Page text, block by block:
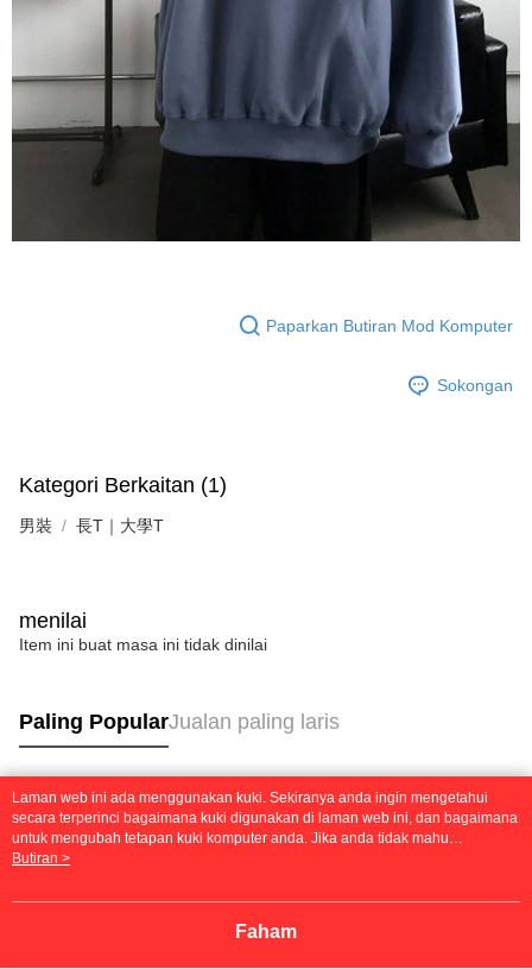
Paparkan Butiran Mod Komputer
Sokongan
Kategori Berkaitan (1)
男裝 長T｜大學T
menilai
Item ini buat masa ini tidak dinilai
Paling PopularJualan paling laris
Tag Popular
Laman web ini ada menggunakan kuki. Sekiranya anda ingin mengetahui
secara terperinci bagaimana kuki digunakan di laman web ini, dan bagaimana
untuk mengubah tetapan kuki komputer anda. Jika anda tidak mahu
menggunakan kuki di komputer anda, sila rujuk penerangan mengenai kuki.
mengetahui secara terperinci bagaimana kuki digunakan di laman web ini,
mahu menggunakan kuki di komputer anda, sila rujuk penerangan mengenai
Butiran >
Faham